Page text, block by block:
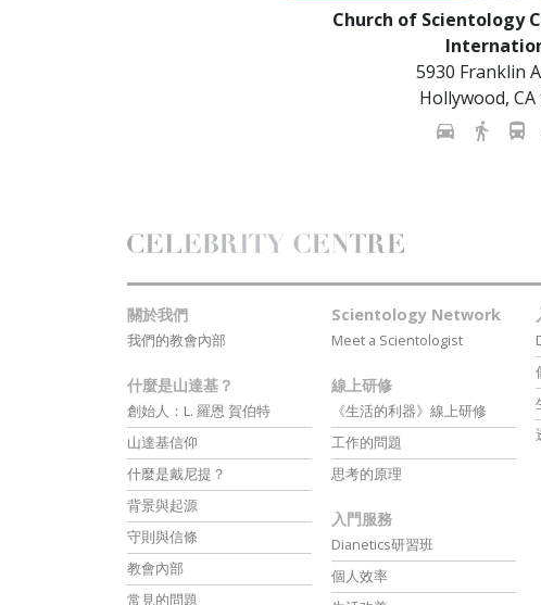
Church of Scientology
5930 Franklin
Hollywood, CA
關於我們
我們的教會內部
什麼是山達基？
創始人：L. 羅恩 賀伯特
山達基信仰
什麼是戴尼提？
背景與起源
守則與信條
教會內部
常見的問題
Scientology Network
Meet a Scientologist
線上研修
《生活的利器》線上研修
工作的問題
思考的原理
入門服務
Dianetics研習班
個人效率